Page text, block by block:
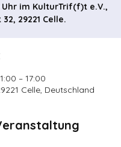
Uhr im KulturTrif(f)t e.V.,
29221 Celle.
– 17:00
Celle, Deutschland